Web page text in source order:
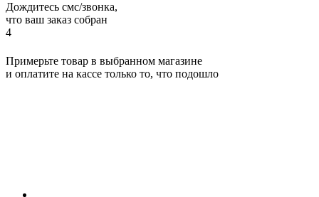
Дождитесь смс/звонка,
что ваш заказ собран
4
Примерьте товар в выбранном магазине
и оплатите на кассе только то, что подошло